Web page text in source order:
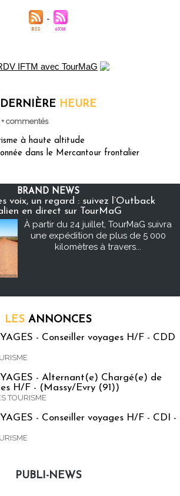
DERNIÈRE HEURE
+ commentés
à haute altitude
dans le Mercantour frontalier
BRAND NEWS
voix, un regard : suivez l’Outback
en direct sur TourMaG
À partir du 24 juillet, TourMaG suivra
une expédition de plus de 5 000
kilomètres à travers...
LES ANNONCES
- Conseiller voyages H/F - CDD
- Alternant(e) Chargé(e) de
H/F - (Massy/Evry (91))
TOURISME
- Conseiller voyages H/F - CDI -
PUBLI-NEWS